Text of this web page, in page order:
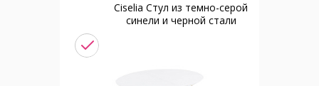
Ciselia Стул из темно-серой
синели и черной стали